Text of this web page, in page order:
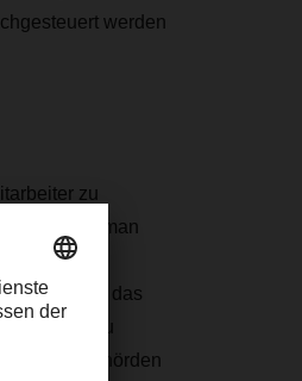
werden
zu
wie man
Netzwerk, das
zu
und Behörden